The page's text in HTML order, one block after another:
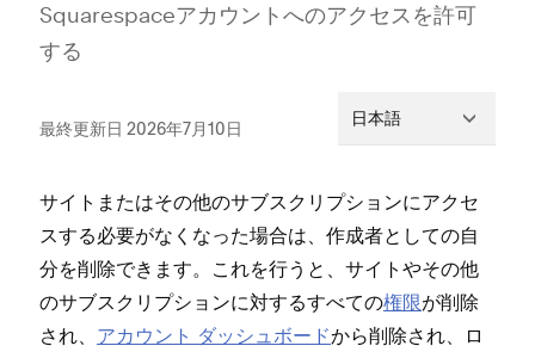
Squarespaceアカウントへのアクセスを許可
する
最終更新日 2026年7月10日 日本語
サイトまたはその他のサブスクリプシ⁠ョンにアクセ
スする必要がなくな⁠った場合は⁠、作成者としての自
分を削除できます⁠。これを行うと⁠、サイトやその他
のサブスクリプシ⁠ョンに対するすべての権限が削除
され⁠、 アカウント ダ⁠ッシ⁠ュボ⁠ードから削除され⁠、ロ